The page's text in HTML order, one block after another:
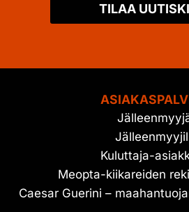
TILAA
Kuluttaja-
Meopta-kiikareiden
Caesar Guerini –